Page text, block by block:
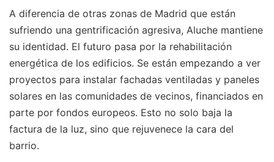
A diferencia de otras zonas de Madrid que están
sufriendo una gentrificación agresiva, Aluche mantiene
su identidad. El futuro pasa por la rehabilitación
energética de los edificios. Se están empezando a ver
proyectos para instalar fachadas ventiladas y paneles
solares en las comunidades de vecinos, financiados en
parte por fondos europeos. Esto no solo baja la
factura de la luz, sino que rejuvenece la cara del
barrio.